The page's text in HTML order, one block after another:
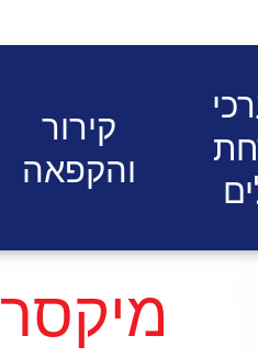
קירור
והקפאה
מזון למסעדות